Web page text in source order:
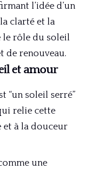
l’idée d’un
clarté et la
le rôle du soleil
de renouveau.
et amour
“un soleil serré”
relie cette
et à la douceur
une